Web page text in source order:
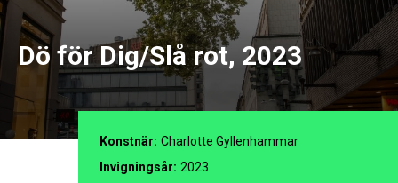
Dö för Dig/Slå rot, 2023
Konstnär: Charlotte Gyllenhammar
Invigningsår: 2023